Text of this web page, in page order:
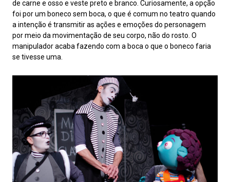
de carne e osso e veste preto e branco. Curiosamente, a opção
foi por um boneco sem boca, o que é comum no teatro quando
a intenção é transmitir as ações e emoções do personagem
por meio da movimentação de seu corpo, não do rosto. O
manipulador acaba fazendo com a boca o que o boneco faria
se tivesse uma.